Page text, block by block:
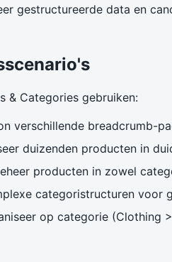
gestructureerde data en
& Categories gebruiken:
verschillende breadcrumb-
duizenden producten in
producten in zowel
categoristructuren voor
op categorie (Clothing